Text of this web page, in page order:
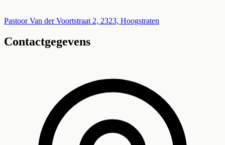
+
−
Pastoor Van der Voortstraat 2, 2323, Hoogstraten
Contactgegevens